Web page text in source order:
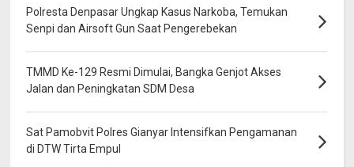
Polresta Denpasar Ungkap Kasus Narkoba, Temukan
Senpi dan Airsoft Gun Saat Pengerebekan
TMMD Ke-129 Resmi Dimulai, Bangka Genjot Akses
Jalan dan Peningkatan SDM Desa
Sat Pamobvit Polres Gianyar Intensifkan Pengamanan
di DTW Tirta Empul